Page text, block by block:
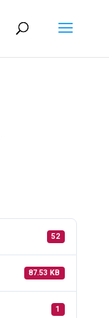
52
87.53 KB
1